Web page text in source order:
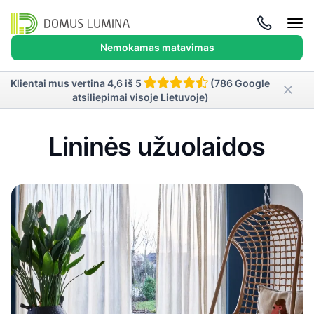
Nemokamas matavimas
Klientai mus vertina 4,6 iš 5
(786 Google
atsiliepimai visoje Lietuvoje)
Lininės užuolaidos